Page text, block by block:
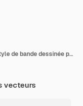
Ensemble de collection de plantes. Style de bande dessinée plat
vecteurs